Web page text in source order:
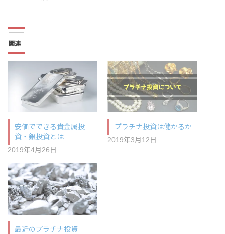
関連
安価でできる貴金属投
資・銀投資とは
2019年4月26日
プラチナ投資は儲かるか
2019年3月12日
最近のプラチナ投資